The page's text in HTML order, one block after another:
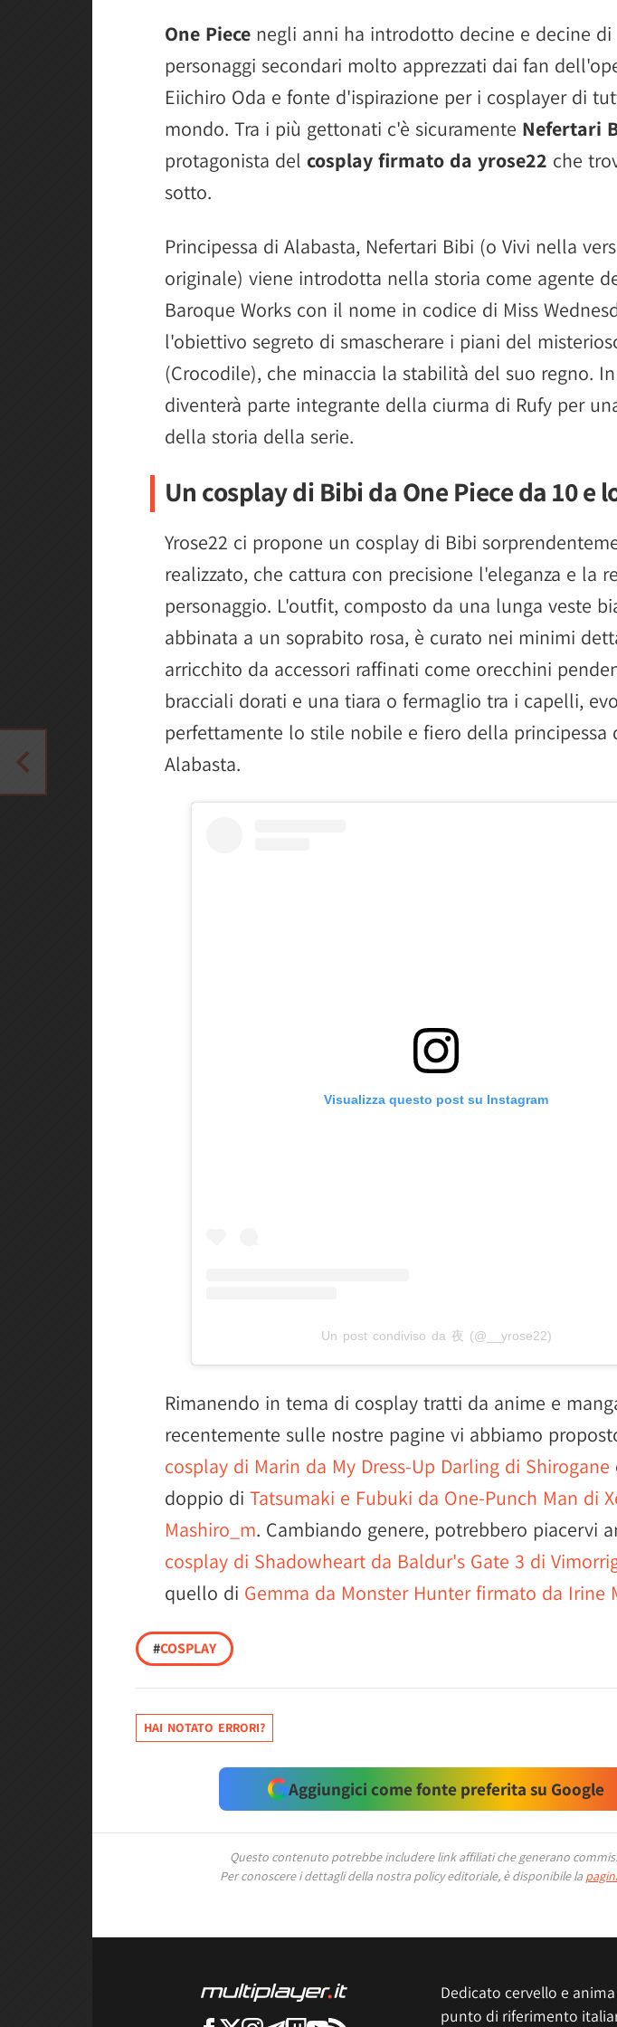
One Piece negli anni ha introdotto decine e decine di
personaggi secondari molto apprezzati dai fan
Eiichiro Oda e fonte d'ispirazione per i cosplayer di
mondo. Tra i più gettonati c'è sicuramente Nefertari
protagonista del cosplay firmato da yrose22 che
sotto.
Principessa di Alabasta, Nefertari Bibi (o Vivi nella
originale) viene introdotta nella storia come agente
Baroque Works con il nome in codice di Miss
l'obiettivo segreto di smascherare i piani del
(Crocodile), che minaccia la stabilità del suo regno.
diventerà parte integrante della ciurma di Rufy per
della storia della serie.
Un cosplay di Bibi da One Piece da 10 e
Yrose22 ci propone un cosplay di Bibi
realizzato, che cattura con precisione l'eleganza e la
personaggio. L'outfit, composto da una lunga veste
abbinata a un soprabito rosa, è curato nei minimi
arricchito da accessori raffinati come orecchini
bracciali dorati e una tiara o fermaglio tra i capelli,
perfettamente lo stile nobile e fiero della principessa
Alabasta.
Visualizza questo post su Instagram
Un post condiviso da 夜 (@__yrose22)
Rimanendo in tema di cosplay tratti da anime e
recentemente sulle nostre pagine vi abbiamo
cosplay di Marin da My Dress-Up Darling di Shirogane
doppio di Tatsumaki e Fubuki da One-Punch Man di
Mashiro_m. Cambiando genere, potrebbero piacervi
cosplay di Shadowheart da Baldur's Gate 3 di
quello di Gemma da Monster Hunter firmato da Irine
#COSPLAY
HAI NOTATO ERRORI?
Aggiungici come fonte preferita su Google
Questo contenuto potrebbe includere link affiliati che generano
Per conoscere i dettagli della nostra policy editoriale, è disponibile la
Dedicato cervello e
punto di riferimento